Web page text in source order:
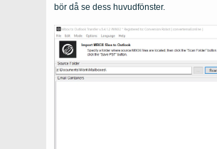
bör då se dess huvudfönster.